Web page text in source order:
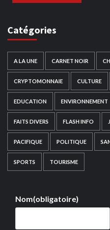
Catégories
A LA UNE CARNET NOIR
CRYPTOMONNAIE CULTURE
EDUCATION ENVIRONNEMENT
FAITS DIVERS FLASH INFO
PACIFIQUE POLITIQUE
SPORTS TOURISME
Nom(obligatoire)